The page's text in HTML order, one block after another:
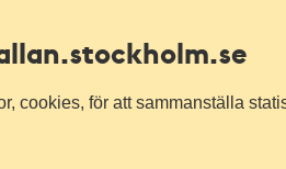
.stockholm.se
cookies, för att sammanställa